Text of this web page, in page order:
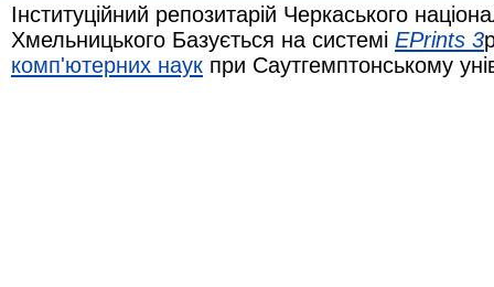
Інституційний репозитарій Черкаського
Хмельницького Базується на системі EPrints 3
комп'ютерних наук при Саутгемптонському